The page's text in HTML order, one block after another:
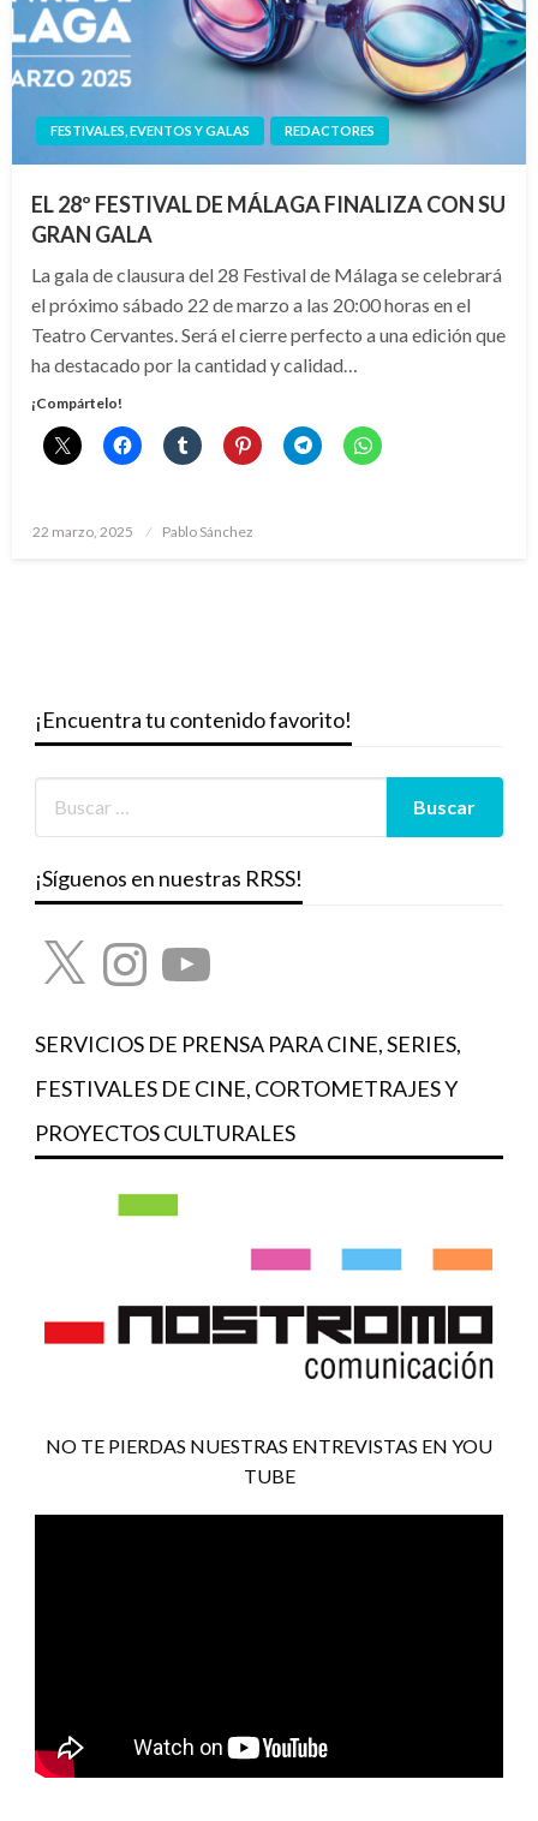
FESTIVALES, EVENTOS Y GALAS REDACTORES
EL 28º FESTIVAL DE MÁLAGA FINALIZA CON SU
GRAN GALA
La gala de clausura del 28 Festival de Málaga se celebrará
el próximo sábado 22 de marzo a las 20:00 horas en el
Teatro Cervantes. Será el cierre perfecto a una edición que
ha destacado por la cantidad y calidad…
¡Compártelo!
Publicado
22 marzo, 2025 Pablo Sánchez
¡Encuentra tu contenido favorito!
¡Síguenos en nuestras RRSS!
X InstagramYouTube
SERVICIOS DE PRENSA PARA CINE, SERIES,
FESTIVALES DE CINE, CORTOMETRAJES Y
PROYECTOS CULTURALES
NO TE PIERDAS NUESTRAS ENTREVISTAS EN YOU
TUBE